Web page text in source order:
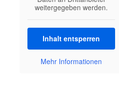
weitergegeben werden.
Inhalt entsperren
Mehr Informationen